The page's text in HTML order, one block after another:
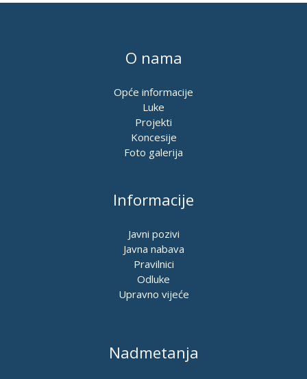
O nama
Opće informacije
Luke
Projekti
Koncesije
Foto galerija
Informacije
Javni pozivi
Javna nabava
Pravilnici
Odluke
Upravno vijeće
Nadmetanja